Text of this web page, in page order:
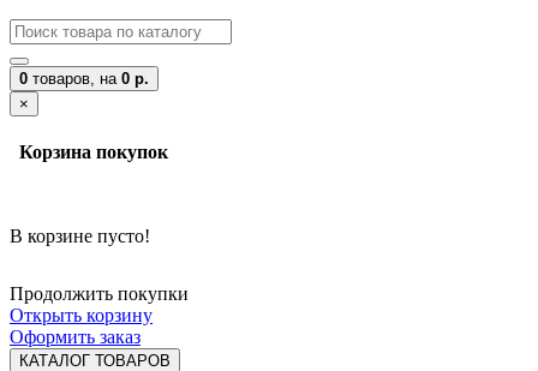
0 товаров, на 0 р.
×
Корзина покупок
В корзине пусто!
Продолжить покупки
Открыть корзину
Оформить заказ
КАТАЛОГ ТОВАРОВ